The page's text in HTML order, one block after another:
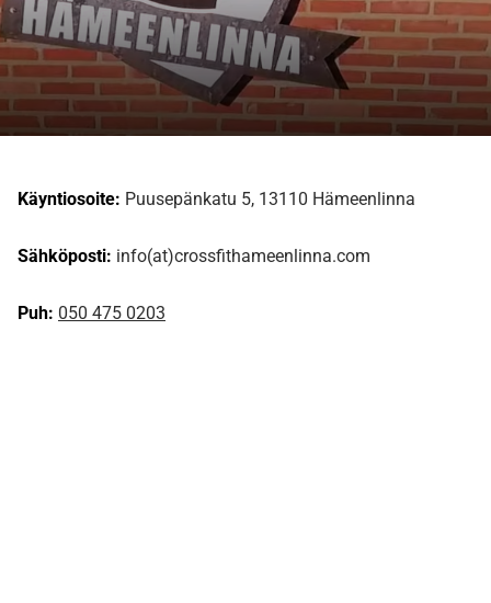
Käyntiosoite: Puusepänkatu 5, 13110 Hämeenlinna
Sähköposti: info(at)crossfithameenlinna.com
Puh: 050 475 0203